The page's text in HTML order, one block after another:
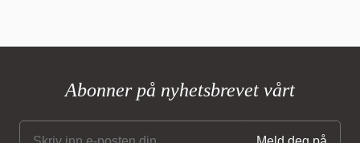
Abonner på nyhetsbrevet vårt